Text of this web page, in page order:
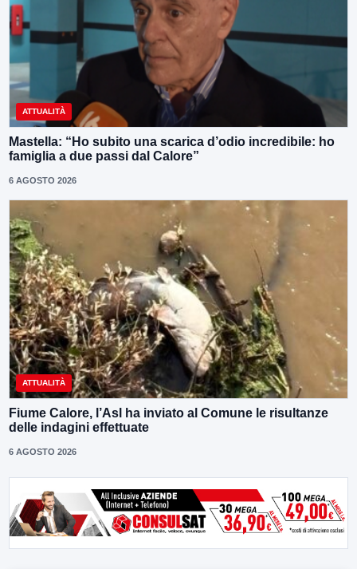
ATTUALITÀ
Mastella: “Ho subito una scarica d’odio incredibile: ho
famiglia a due passi dal Calore”
6 AGOSTO 2026
ATTUALITÀ
Fiume Calore, l’Asl ha inviato al Comune le risultanze
delle indagini effettuate
6 AGOSTO 2026